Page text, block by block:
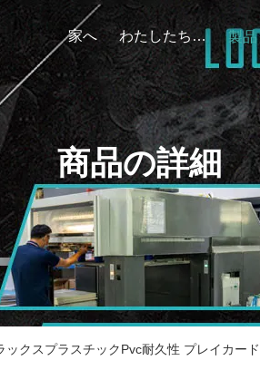
家へ わたしたち に つい て 製品
商品の詳細
クスプラスチックPvc耐久性 プレイカー